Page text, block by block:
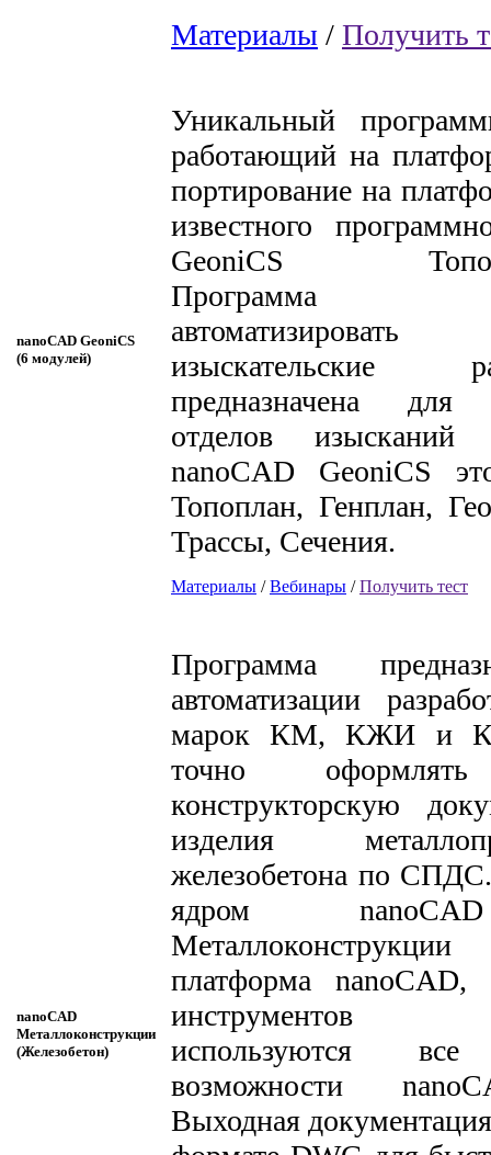
Материалы / Получить
nanoCAD GeoniCS
(6 модулей)
Уникальный
работающий на
портирование на
известного
GeoniCS
Программа
предназначена для
отделов
nanoCAD GeoniCS
Топоплан, Генплан,
Трассы, Сечения.
Материалы /Вебинары /Получить тест
nanoCAD
Металлоконструкции
(Железобетон)
Программа
автоматизации
марок КМ, КЖИ и
точно
конструкторскую
изделия
железобетона по
ядром
платформа nanoCAD,
инструментов
используются все
возможности
Выходная